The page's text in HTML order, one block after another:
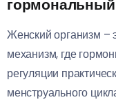
Женский организм –
механизм, где
регуляции
менструального